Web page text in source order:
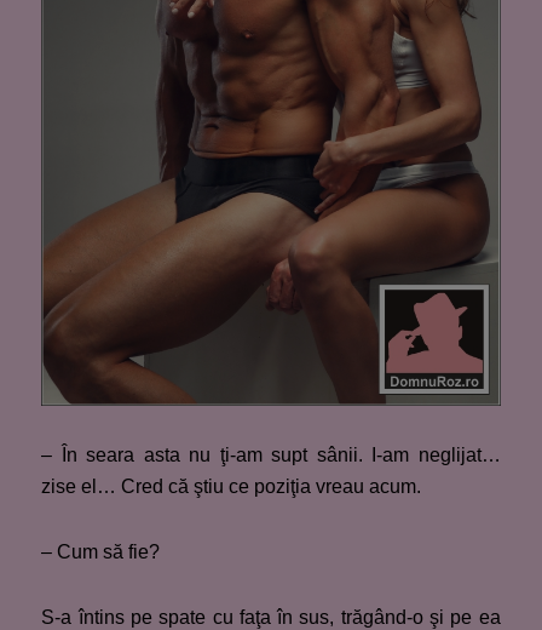
– În seara asta nu ţi-am supt sânii. I-am neglijat…
zise el… Cred că ştiu ce poziţia vreau acum.
– Cum să fie?
S-a întins pe spate cu faţa în sus, trăgând-o şi pe ea